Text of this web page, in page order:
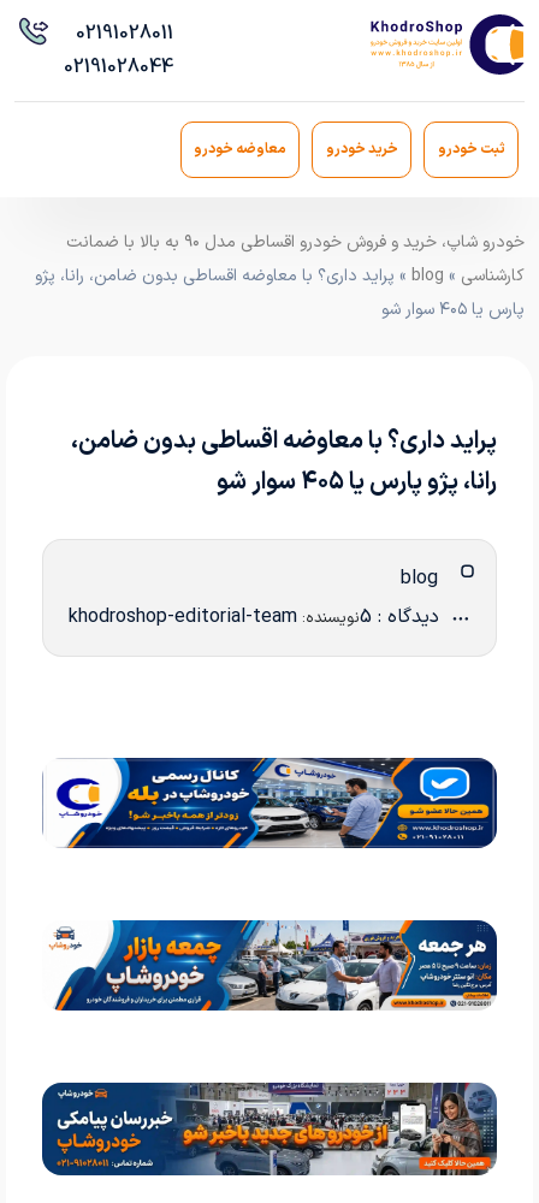
02191028011
02191028044
ثبت خودرو خرید خودرو معاوضه خودرو
خودرو شاپ، خرید و فروش خودرو اقساطی مدل ۹۰ به بالا با ضمانت
کارشناسی »
blog » پراید داری؟ با معاوضه اقساطی بدون ضامن، رانا، پژو
پارس یا ۴۰۵ سوار شو
پراید داری؟ با معاوضه اقساطی بدون ضامن،
رانا، پژو پارس یا ۴۰۵ سوار شو
دیدگاه : 5
نویسنده: khodroshop-editorial-team